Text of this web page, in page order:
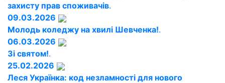
захисту прав споживачів.
09.03.2026
Молодь коледжу на хвилі Шевченка!.
06.03.2026
Зі святом!.
25.02.2026
Леся Українка: код незламності для нового